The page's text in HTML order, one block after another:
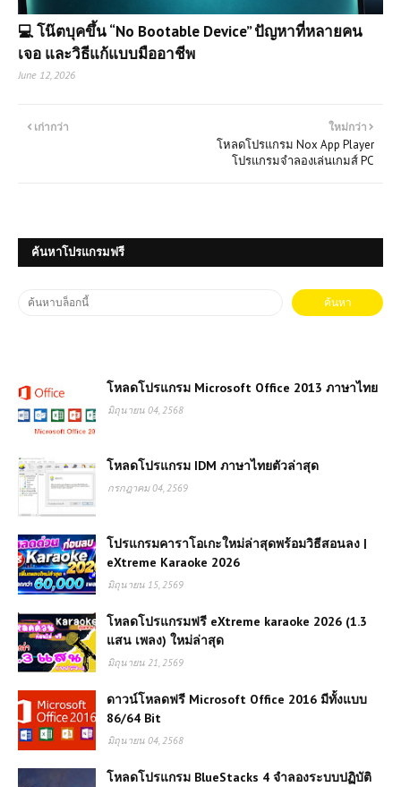
💻 โน๊ตบุคขึ้น “No Bootable Device” ปัญหาที่หลายคน
เจอ และวิธีแก้แบบมืออาชีพ
June 12, 2026
ใหม่กว่า
โหลดโปรแกรม Nox App Player
โปรแกรมจำลองเล่นเกมส์ PC
เก่ากว่า
ค้นหาโปรแกรมฟรี
โหลดโปรแกรม Microsoft Office 2013 ภาษาไทย
มิถุนายน 04, 2568
โหลดโปรแกรม IDM ภาษาไทยตัวล่าสุด
กรกฎาคม 04, 2569
โปรแกรมคาราโอเกะใหม่ล่าสุดพร้อมวิธีสอนลง |
eXtreme Karaoke 2026
มิถุนายน 15, 2569
โหลดโปรแกรมฟรี eXtreme karaoke 2026 (1.3
แสน เพลง) ใหม่ล่าสุด
มิถุนายน 21, 2569
ดาวน์โหลดฟรี Microsoft Office 2016 มีทั้งแบบ
86/64 Bit
มิถุนายน 04, 2568
โหลดโปรแกรม BlueStacks 4 จำลองระบบปฏิบัติ